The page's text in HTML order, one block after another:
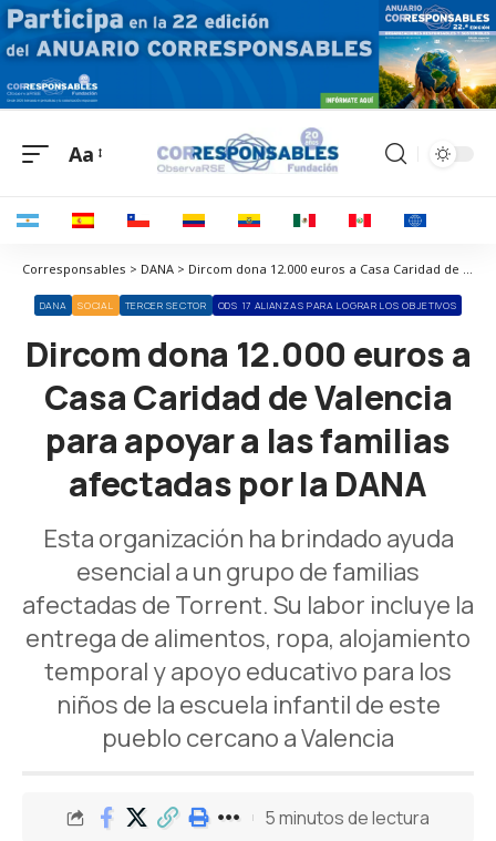
Aa
Corresponsables > DANA > Dircom dona 12.000 euros a Casa Caridad de Valencia para apoyar a las familias afectadas por la DANA
DANA SOCIAL TERCER SECTOR ODS 17 ALIANZAS PARA LOGRAR LOS OBJETIVOS
Dircom dona 12.000 euros a
Casa Caridad de Valencia
para apoyar a las familias
afectadas por la DANA
Esta organización ha brindado ayuda
esencial a un grupo de familias
afectadas de Torrent. Su labor incluye la
entrega de alimentos, ropa, alojamiento
temporal y apoyo educativo para los
niños de la escuela infantil de este
pueblo cercano a Valencia
5 minutos de lectura